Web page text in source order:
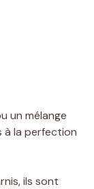
un mélange
à la perfection
ils sont